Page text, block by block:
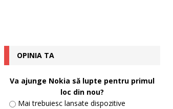
OPINIA TA
Va ajunge Nokia să lupte pentru primul
loc din nou?
Mai trebuiesc lansate dispozitive